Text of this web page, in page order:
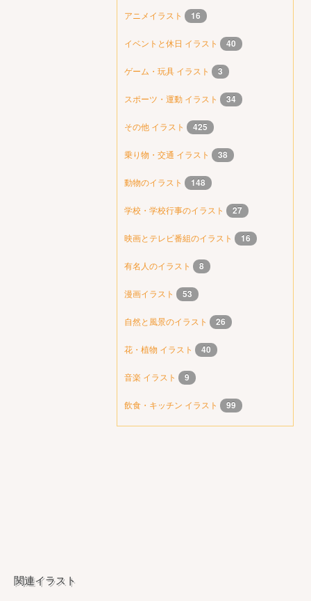
アニメイラスト 16
イベントと休日 イラスト 40
ゲーム・玩具 イラスト 3
スポーツ・運動 イラスト 34
その他 イラスト 425
乗り物・交通 イラスト 38
動物のイラスト 148
学校・学校行事のイラスト 27
映画とテレビ番組のイラスト 16
有名人のイラスト 8
漫画イラスト 53
自然と風景のイラスト 26
花・植物 イラスト 40
音楽 イラスト 9
飲食・キッチン イラスト 99
関連イラスト